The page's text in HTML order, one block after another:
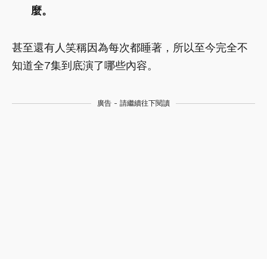
麼。
甚至還有人笑稱因為每次都睡著，所以至今完全不
知道全7集到底演了哪些內容。
廣告 - 請繼續往下閱讀